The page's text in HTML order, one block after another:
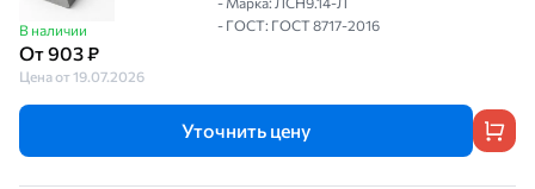
В наличии
От 903 ₽
Цена от 19.07.2026
- ГОСТ: ГОСТ 8717-2016
Уточнить цену